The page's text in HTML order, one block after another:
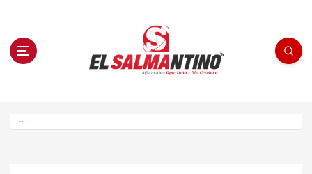
n El Salmantino - medios/noticias/editorial